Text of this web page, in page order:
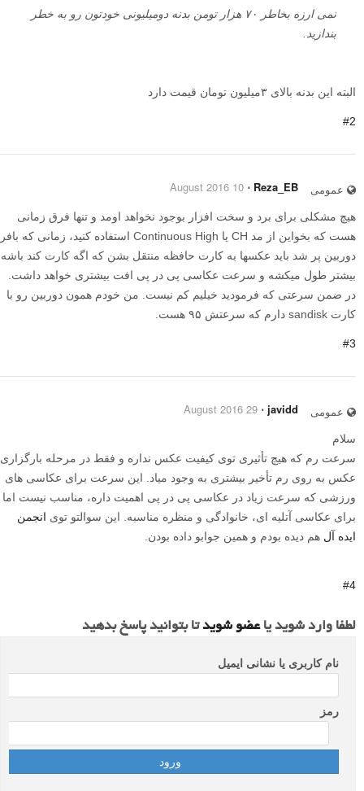
نمی ارزه بخاطر ۷۰ هزار تومن بدنه دومیلیونی خودتون رو به خطر
بندازید.
البته این بدنه بالای ۳میلیون تومان قیمت دارد
#2
عمومی Reza_EB
⋅
10 August 2016
هیچ مشکلی برای برد و سخت افزار بوجود نخواهد اومد و تنها فرق زمانی
هست که بخواین از مد CH یا Continuous High استفاده کنید، زمانی که بافر
دوربین پر شد باید عکسها به کارت حافظه منتقل بشن که اگه کارت کند باشه
بیشتر طول میکشه و سرعت عکاسی پی در پی افت بیشتری خواهد داشت.
در ضمن سرعتی که فرمودید خیلیم کم نیست. من خودم همون دوربین رو با
کارت sandisk دارم که سرعتش ۹۵ هست.
#3
عمومی javidd
⋅
29 August 2016
سلام
سرعت رم که هیچ تأثیری توی کیفیت عکس نداره و فقط در مرحله بارگزاری
عکس به روی رم تأخیر بیشتری به وجود میاد. این سرعت برای عکاسی های
ورزشی که سرعت زیاد در عکاسی پی در پی اهمیت داره، مناسب نیست اما
برای عکاسی آتلیه ای، خانوادگی و منظره مناسبه. این سوالتو توی انجمن
ایده آل هم دیده بودم و همین جوابو داده بودن.
#4
لطفا وارد شوید یاعضو شویدتا بتوانید پاسخ بدهید
نام کاربری یا نشانی ایمیل
رمز